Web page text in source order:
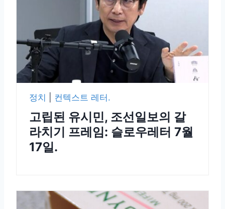
정치 컨텍스트 레터.
고립된 유시민, 조선일보의 갈
라치기 프레임: 슬로우레터 7월
17일.